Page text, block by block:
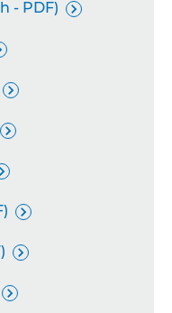
- PDF) 





